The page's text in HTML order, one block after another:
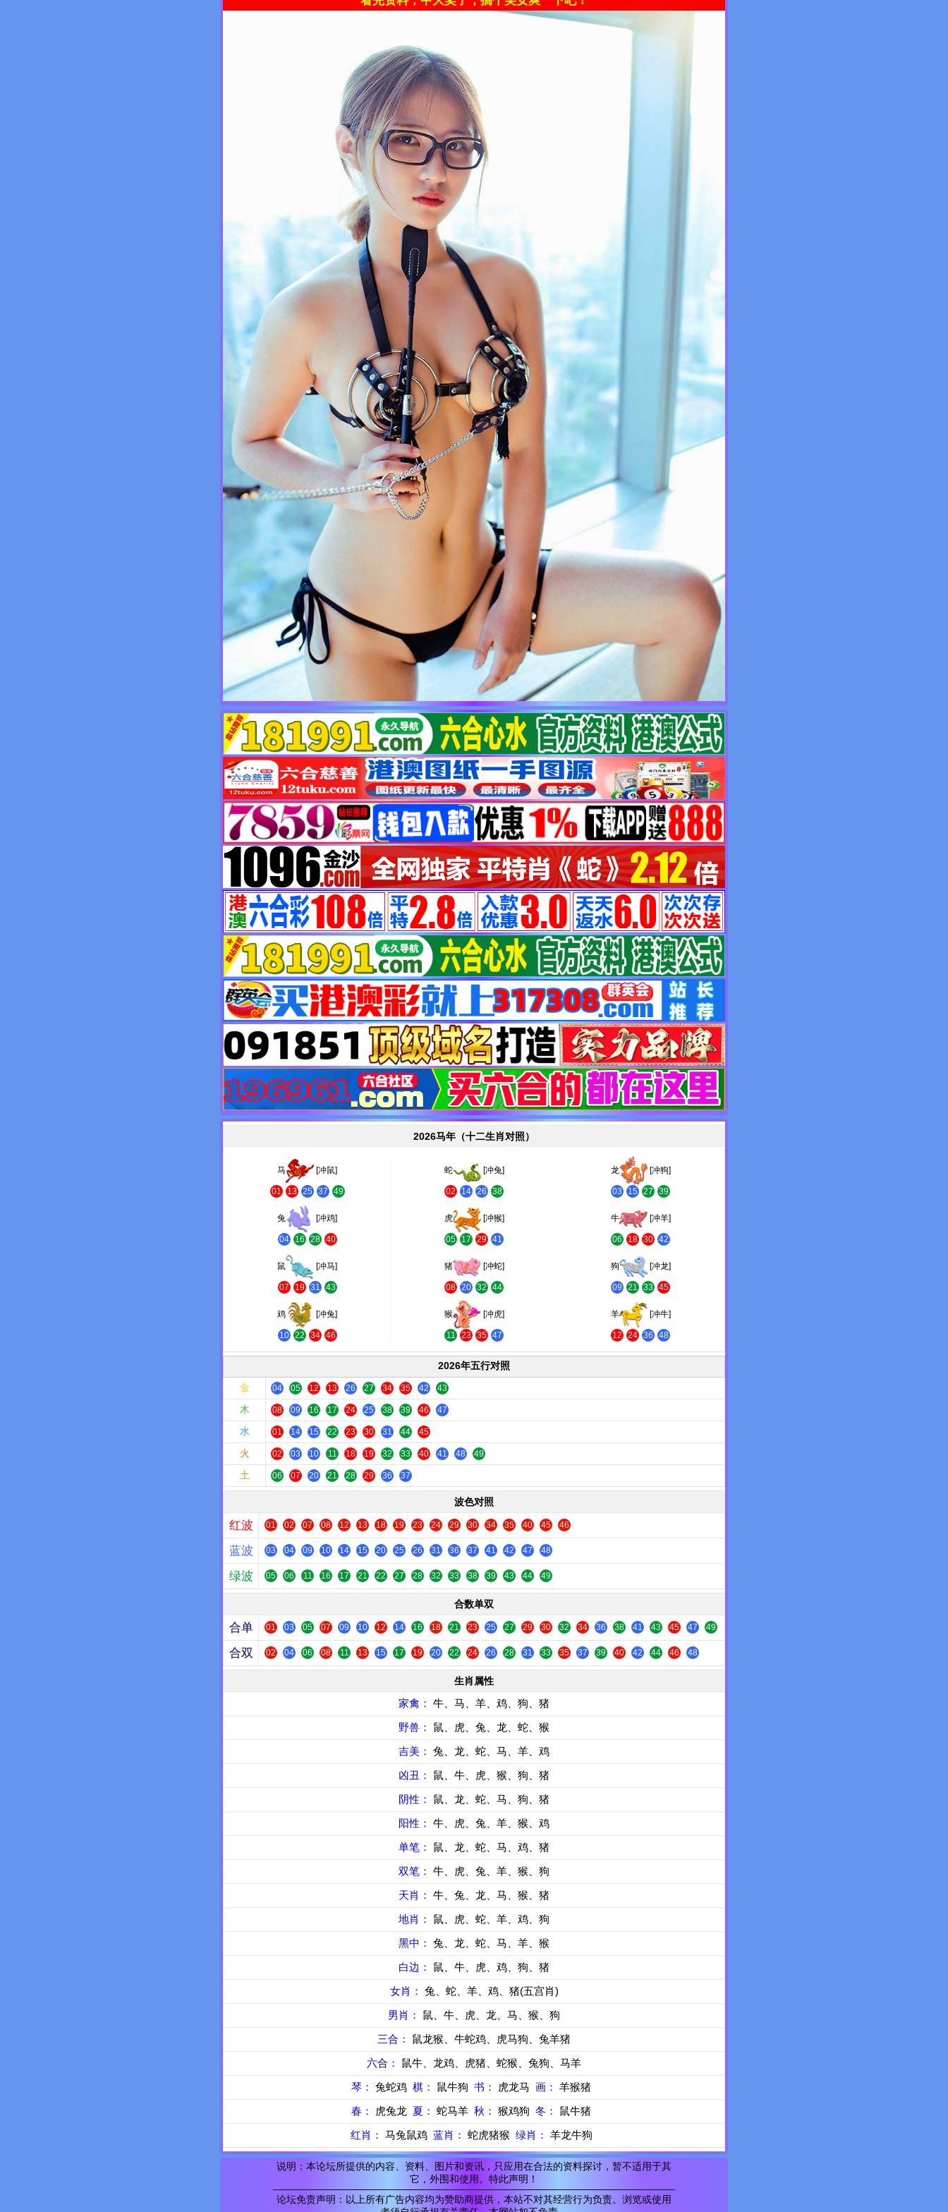
2026马年（十二生肖对照）
马 [冲鼠]
01 13 25 37 49
蛇 [冲兔]
02 14 26 38
龙 [冲狗]
03 15 27 39
兔 [冲鸡]
04 16 28 40
虎 [冲猴]
05 17 29 41
牛 [冲羊]
06 18 30 42
鼠 [冲马]
07 19 31 43
猪 [冲蛇]
08 20 32 44
狗 [冲龙]
09 21 33 45
鸡 [冲兔]
10 22 34 46
猴 [冲虎]
11 23 35 47
羊 [冲牛]
12 24 36 48
2026年五行对照
金
04 05 12 13 26 27 34 35 42 43
木 08 09 16 17 24 25 38 39 46 47
水 01 14 15 22 23 30 31 44 45
火 02 03 10 11 18 19 32 33 40 41 48 49
土 06 07 20 21 28 29 36 37
波色对照
红波 01 02 07 08 12 13 18 19 23 24 29 30 34 35 40 45 46
蓝波 03 04 09 10 14 15 20 25 26 31 36 37 41 42 47 48
绿波 05 06 11 16 17 21 22 27 28 32 33 38 39 43 44 49
合数单双
合单 01 03 05 07 09 10 12 14 16 18 21 23 25 27 29 30 32 34 36 38 41 43 45 47 49
合双 02 04 06 08 11 13 15 17 19 20 22 24 26 28 31 33 35 37 39 40 42 44 46 48
生肖属性
家禽： 牛、马、羊、鸡、狗、猪
野兽： 鼠、虎、兔、龙、蛇、猴
吉美： 兔、龙、蛇、马、羊、鸡
凶丑： 鼠、牛、虎、猴、狗、猪
阴性： 鼠、龙、蛇、马、狗、猪
阳性： 牛、虎、兔、羊、猴、鸡
单笔： 鼠、龙、蛇、马、鸡、猪
双笔： 牛、虎、兔、羊、猴、狗
天肖： 牛、兔、龙、马、猴、猪
地肖： 鼠、虎、蛇、羊、鸡、狗
黑中： 兔、龙、蛇、马、羊、猴
白边： 鼠、牛、虎、鸡、狗、猪
女肖： 兔、蛇、羊、鸡、猪(五宫肖)
男肖： 鼠、牛、虎、龙、马、猴、狗
三合： 鼠龙猴、牛蛇鸡、虎马狗、兔羊猪
六合： 鼠牛、龙鸡、虎猪、蛇猴、兔狗、马羊
琴： 兔蛇鸡 棋： 鼠牛狗 书： 虎龙马 画： 羊猴猪
春：
虎兔龙 夏： 蛇马羊 秋： 猴鸡狗 冬： 鼠牛猪
红肖： 马兔鼠鸡 蓝肖： 蛇虎猪猴 绿肖： 羊龙牛狗
说明：本论坛所提供的内容、资料、图片和资讯，只应用在合法的资料探讨，暂不适用于其
它，外围和使用。特此声明！
论坛免责声明：以上所有广告内容均为赞助商提供，本站不对其经营行为负责。浏览或使用